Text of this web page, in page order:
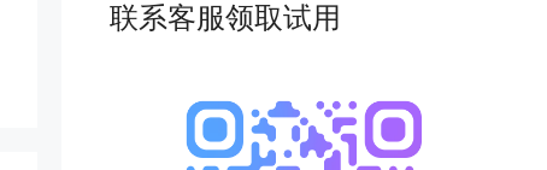
联系客服领取试用